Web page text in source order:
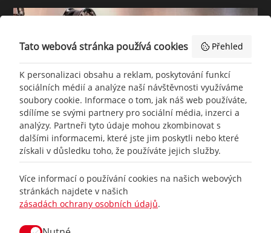
+420777 465 460
info@racing-line.cz
Tato webová stránka používá cookies Přehled
K personalizaci obsahu a reklam, poskytování funkcí
sociálních médií a analýze naší návštěvnosti využíváme
soubory cookie. Informace o tom, jak náš web používáte,
sdílíme se svými partnery pro sociální média, inzerci a
analýzy. Partneři tyto údaje mohou zkombinovat s
dalšími informacemi, které jste jim poskytli nebo které
získali v důsledku toho, že používáte jejich služby.
Více informací o používání cookies na našich webových
stránkách najdete v našich
zásadách ochrany osobních údajů.